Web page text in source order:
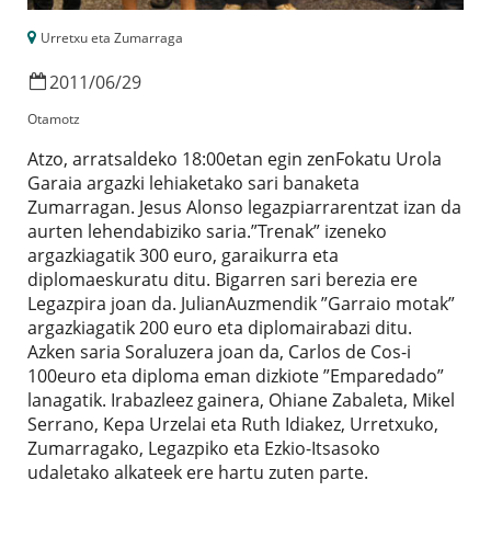
Urretxu eta Zumarraga
2011/06/29
Otamotz
Atzo, arratsaldeko 18:00etan egin zenFokatu Urola
Garaia argazki lehiaketako sari banaketa
Zumarragan. Jesus Alonso legazpiarrarentzat izan da
aurten lehendabiziko saria.”Trenak” izeneko
argazkiagatik 300 euro, garaikurra eta
diplomaeskuratu ditu. Bigarren sari berezia ere
Legazpira joan da. JulianAuzmendik ”Garraio motak”
argazkiagatik 200 euro eta diplomairabazi ditu.
Azken saria Soraluzera joan da, Carlos de Cos-i
100euro eta diploma eman dizkiote ”Emparedado”
lanagatik. Irabazleez gainera, Ohiane Zabaleta, Mikel
Serrano, Kepa Urzelai eta Ruth Idiakez, Urretxuko,
Zumarragako, Legazpiko eta Ezkio-Itsasoko
udaletako alkateek ere hartu zuten parte.